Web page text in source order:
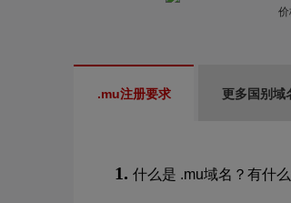
价
.mu注册要求 更多国别域
1. 什么是 .mu域名？有什